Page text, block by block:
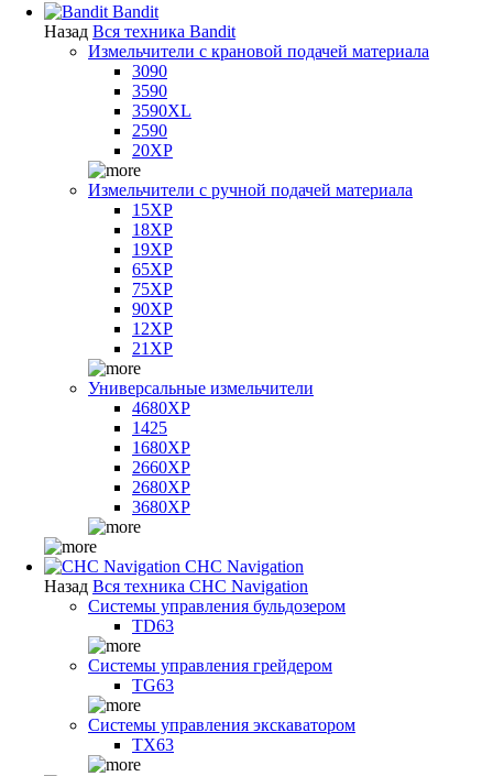
Bandit
Назад Вся техника Bandit
Измельчители с крановой подачей материала
3090
3590
3590XL
2590
20XP
Измельчители с ручной подачей материала
15XP
18XP
19XP
65XP
75XP
90XP
12XP
21XP
Универсальные измельчители
4680XP
1425
1680XP
2660XP
2680XP
3680XP
CHC Navigation
Назад Вся техника CHC Navigation
Системы управления бульдозером
TD63
Системы управления грейдером
TG63
Системы управления экскаватором
TX63